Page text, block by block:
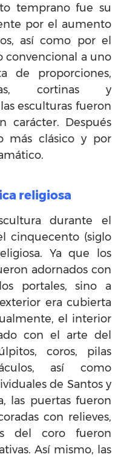
temprano fue su
por el aumento
así como por el
a uno
de proporciones,
cortinas y
esculturas fueron
carácter. Después
más clásico y por
religiosa
durante el
cinquecento (siglo
Ya que los
adornados con
portales, sino a
era cubierta
el interior
con el arte del
coros, pilas
así como
de Santos y
las puertas fueron
con relieves,
del coro fueron
Así mismo, las